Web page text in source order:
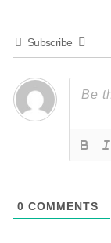
Subscribe
0 COMMENTS